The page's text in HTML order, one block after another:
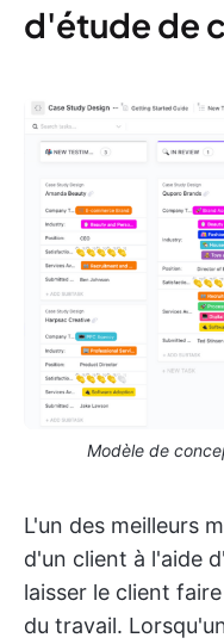
d'étude de
Modèle de
L'un des meilleurs
d'un client à l'aide
laisser le client
du travail.